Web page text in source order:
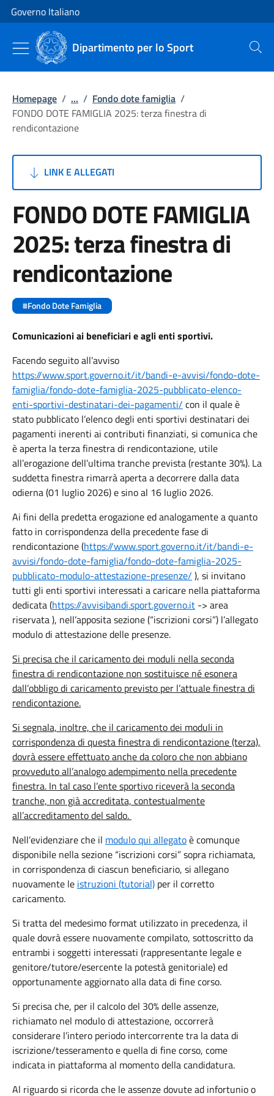
Vai al contenuto
Vai alla navigazione del sito
Governo Italiano
Dipartimento per lo Sport Cerca
Homepage / ... / Fondo dote famiglia /
FONDO DOTE FAMIGLIA 2025: terza finestra di
rendicontazione
LINK E ALLEGATI
FONDO DOTE FAMIGLIA
2025: terza finestra di
rendicontazione
#Fondo Dote Famiglia
Comunicazioni ai beneficiari e agli enti sportivi.
Facendo seguito all’avviso
https://www.sport.governo.it/it/bandi-e-avvisi/fondo-dote-
famiglia/fondo-dote-famiglia-2025-pubblicato-elenco-
enti-sportivi-destinatari-dei-pagamenti/ con il quale è
stato pubblicato l’elenco degli enti sportivi destinatari dei
pagamenti inerenti ai contributi finanziati, si comunica che
è aperta la terza finestra di rendicontazione, utile
all’erogazione dell’ultima tranche prevista (restante 30%). La
suddetta finestra rimarrà aperta a decorrere dalla data
odierna (01 luglio 2026) e sino al 16 luglio 2026.
Ai fini della predetta erogazione ed analogamente a quanto
fatto in corrispondenza della precedente fase di
rendicontazione (https://www.sport.governo.it/it/bandi-e-
avvisi/fondo-dote-famiglia/fondo-dote-famiglia-2025-
pubblicato-modulo-attestazione-presenze/ ), si invitano
tutti gli enti sportivi interessati a caricare nella piattaforma
dedicata (https://avvisibandi.sport.governo.it -> area
riservata ), nell’apposita sezione (“iscrizioni corsi”) l’allegato
modulo di attestazione delle presenze.
Si precisa che il caricamento dei moduli nella seconda
finestra di rendicontazione non sostituisce né esonera
dall’obbligo di caricamento previsto per l’attuale finestra di
rendicontazione.
Si segnala, inoltre, che il caricamento dei moduli in
corrispondenza di questa finestra di rendicontazione (terza),
dovrà essere effettuato anche da coloro che non abbiano
provveduto all’analogo adempimento nella precedente
finestra. In tal caso l’ente sportivo riceverà la seconda
tranche, non già accreditata, contestualmente
all’accreditamento del saldo.
Nell’evidenziare che il modulo qui allegatoè comunque
disponibile nella sezione “iscrizioni corsi” sopra richiamata,
in corrispondenza di ciascun beneficiario, si allegano
nuovamente le istruzioni (tutorial) per il corretto
caricamento.
Si tratta del medesimo format utilizzato in precedenza, il
quale dovrà essere nuovamente compilato, sottoscritto da
entrambi i soggetti interessati (rappresentante legale e
genitore/tutore/esercente la potestà genitoriale) ed
opportunamente aggiornato alla data di fine corso.
Si precisa che, per il calcolo del 30% delle assenze,
richiamato nel modulo di attestazione, occorrerà
considerare l’intero periodo intercorrente tra la data di
iscrizione/tesseramento e quella di fine corso, come
indicata in piattaforma al momento della candidatura.
Al riguardo si ricorda che le assenze dovute ad infortunio o